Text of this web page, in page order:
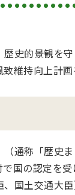
史的景観を
維持向上計画
通称「歴史
国の認定を受
国土交通大